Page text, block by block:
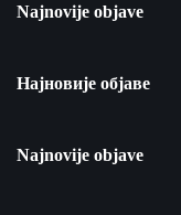
Najnovije objave
Најновије објаве
Najnovije objave